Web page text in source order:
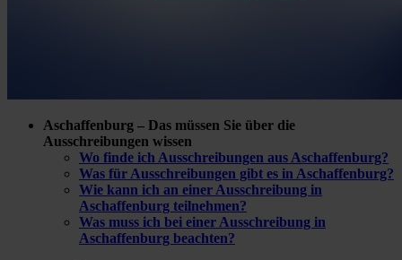
Aschaffenburg – Das müssen Sie über die
Ausschreibungen wissen
Wo finde ich Ausschreibungen aus Aschaffenburg?
Was für Ausschreibungen gibt es in Aschaffenburg?
Wie kann ich an einer Ausschreibung in
Aschaffenburg teilnehmen?
Was muss ich bei einer Ausschreibung in
Aschaffenburg beachten?